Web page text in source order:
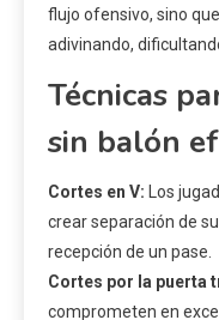
flujo ofensivo, sino
adivinando,
Técnicas
sin balón
Cortes en V: Los
crear separación de
recepción de un pase.
Cortes por la puerta
comprometen en